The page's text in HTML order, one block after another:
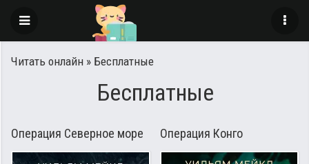
Читать онлайн » Бесплатные
Бесплатные
Операция Северное море Операция Конго